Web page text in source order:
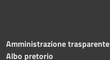
Amministrazione trasparente
Albo pretorio